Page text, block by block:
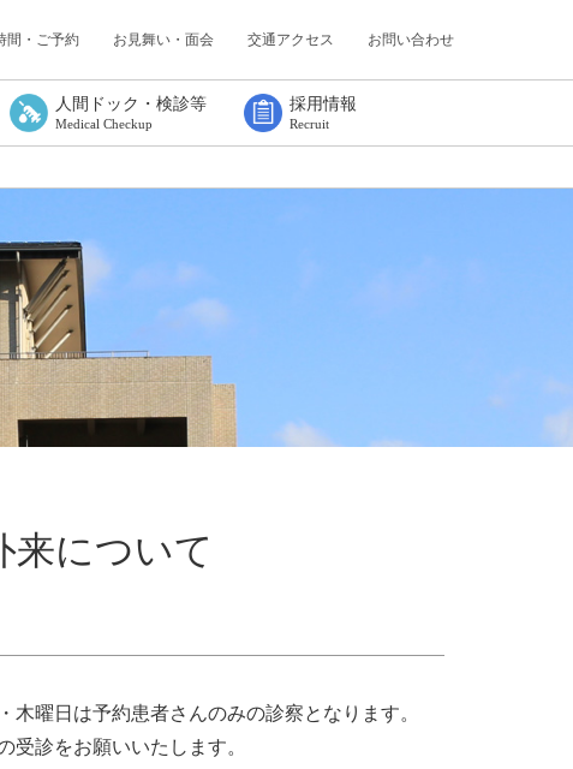
間・ご予約 お見舞い・面会 交通アクセス お問い合わせ
人間ドック・検診等
Medical Checkup
採用情報
Recruit
来について
曜日は予約患者さんのみの診察となります。
診をお願いいたします。